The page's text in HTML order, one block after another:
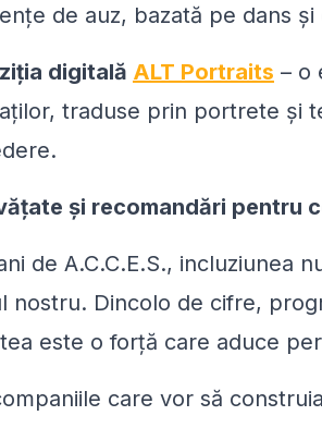
de auz, bazată pe dans
digitală ALT Portraits – o
traduse prin portrete și
și recomandări pentru
de A.C.C.E.S., incluziunea
nostru. Dincolo de cifre,
este o forță care aduce
care vor să